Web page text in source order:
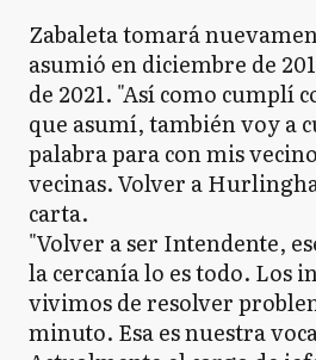
Zabaleta tomará
asumió en diciembre de
de 2021. "Así como cumplí
que asumí, también voy a
palabra para con mis
vecinas⁣. Volver a
carta.
"Volver a ser Intendente,
la cercanía lo es todo. Los
vivimos de resolver
minuto. Esa es nuestra